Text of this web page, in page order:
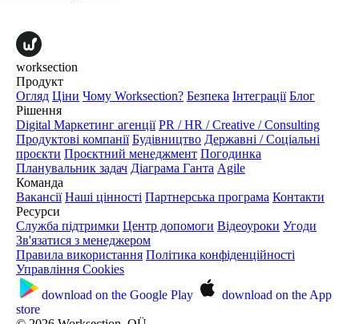
worksection
Продукт
Огляд Ціни Чому Worksection? Безпека Інтеграції Блог
Рішення
Digital Маркетинг агенції PR / HR / Creative / Consulting
Продуктові компанії Будівництво Державні / Соціальні
проєкти Проєктний менеджмент Погодинка
Планувальник задач Діаграма Ганта Agile
Команда
Вакансії Наші цінності Партнерська програма Контакти
Ресурси
Служба підтримки Центр допомоги Відеоуроки Угоди
Зв'язатися з менеджером
Правила використання Політика конфіденційності
Управління Cookies
download on the Google Play download on the App
store